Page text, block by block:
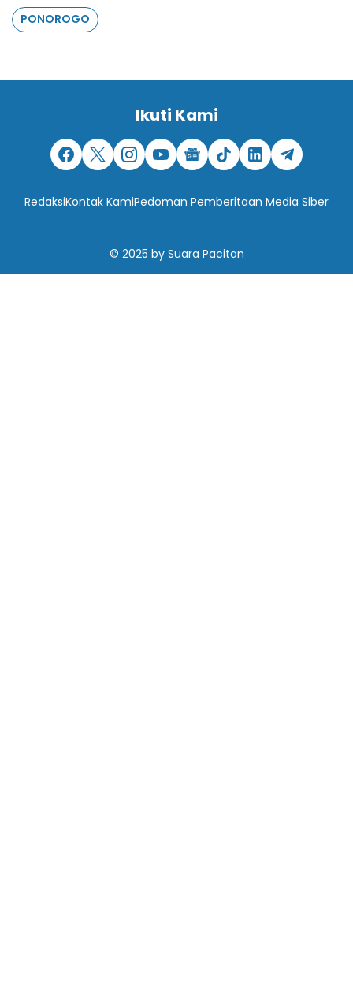
PONOROGO
Ikuti Kami
RedaksiKontak KamiPedoman Pemberitaan Media Siber
© 2025 by Suara Pacitan